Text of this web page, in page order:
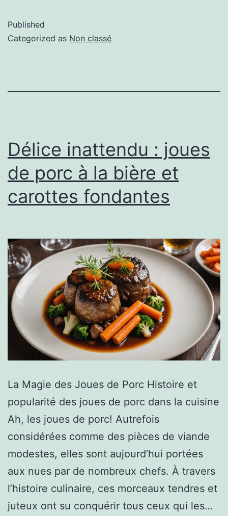
Published
Categorized as Non classé
Délice inattendu : joues
de porc à la bière et
carottes fondantes
La Magie des Joues de Porc Histoire et
popularité des joues de porc dans la cuisine
Ah, les joues de porc! Autrefois
considérées comme des pièces de viande
modestes, elles sont aujourd’hui portées
aux nues par de nombreux chefs. À travers
l’histoire culinaire, ces morceaux tendres et
juteux ont su conquérir tous ceux qui les…